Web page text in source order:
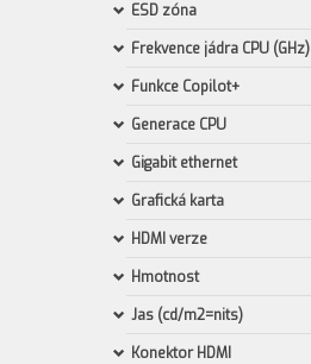
ESD zóna
Frekvence jádra CPU (GHz)
Funkce Copilot+
Generace CPU
Gigabit ethernet
Grafická karta
HDMI verze
Hmotnost
Jas (cd/m2=nits)
Konektor HDMI